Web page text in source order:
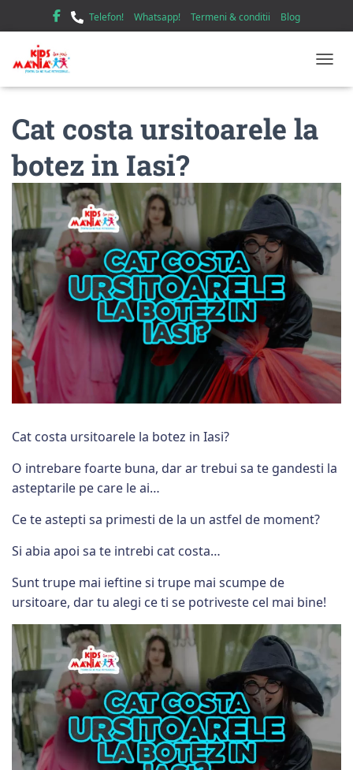
Telefon! Whatsapp! Termeni & conditii Blog
Cat costa ursitoarele la
botez in Iasi?
Cat costa ursitoarele la botez in Iasi?
O intrebare foarte buna, dar ar trebui sa te gandesti la
asteptarile pe care le ai…
Ce te astepti sa primesti de la un astfel de moment?
Si abia apoi sa te intrebi cat costa…
Sunt trupe mai ieftine si trupe mai scumpe de
ursitoare, dar tu alegi ce ti se potriveste cel mai bine!